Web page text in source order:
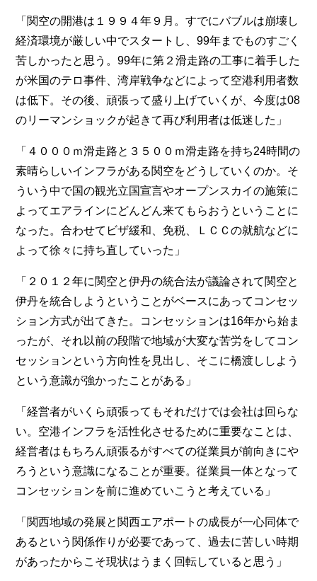
「関空の開港は１９９４年９月。すでにバブルは崩壊し
経済環境が厳しい中でスタートし、99年までものすごく
苦しかったと思う。99年に第２滑走路の工事に着手した
が米国のテロ事件、湾岸戦争などによって空港利用者数
は低下。その後、頑張って盛り上げていくが、今度は08
のリーマンショックが起きて再び利用者は低迷した」
「４０００ｍ滑走路と３５００ｍ滑走路を持ち24時間の
素晴らしいインフラがある関空をどうしていくのか。そ
ういう中で国の観光立国宣言やオープンスカイの施策に
よってエアラインにどんどん来てもらおうということに
なった。合わせてビザ緩和、免税、ＬＣＣの就航などに
よって徐々に持ち直していった」
「２０１２年に関空と伊丹の統合法が議論されて関空と
伊丹を統合しようということがベースにあってコンセッ
ション方式が出てきた。コンセッションは16年から始ま
ったが、それ以前の段階で地域が大変な苦労をしてコン
セッションという方向性を見出し、そこに橋渡ししよう
という意識が強かったことがある」
「経営者がいくら頑張ってもそれだけでは会社は回らな
い。空港インフラを活性化させるために重要なことは、
経営者はもちろん頑張るがすべての従業員が前向きにや
ろうという意識になることが重要。従業員一体となって
コンセッションを前に進めていこうと考えている」
「関西地域の発展と関西エアポートの成長が一心同体で
あるという関係作りが必要であって、過去に苦しい時期
があったからこそ現状はうまく回転していると思う」